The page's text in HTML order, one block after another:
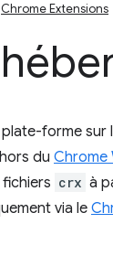
Chrome Extensions
plate-forme
du Chrome
crx à
via le